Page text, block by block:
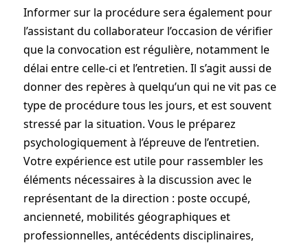
Informer sur la procédure sera également pour
l’assistant du collaborateur l’occasion de vérifier
que la convocation est régulière, notamment le
délai entre celle-ci et l’entretien. Il s’agit aussi de
donner des repères à quelqu’un qui ne vit pas ce
type de procédure tous les jours, et est souvent
stressé par la­ situation. Vous le préparez
psychologiquement à l’épreuve de l’entretien.
Votre expérience est utile pour rassembler les
éléments nécessaires à la discussion avec le
représentant de la direction : poste occupé,
ancienneté, mobilités géographiques et
professionnelles, antécédents disciplinaires,